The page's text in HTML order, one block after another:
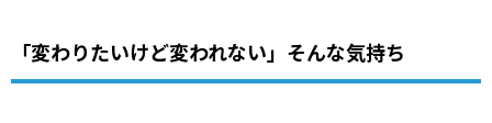
「変わりたいけど変われない」そんな気持ち